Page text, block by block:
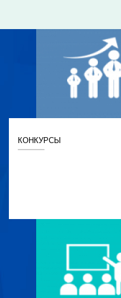
КОНКУРСЫ